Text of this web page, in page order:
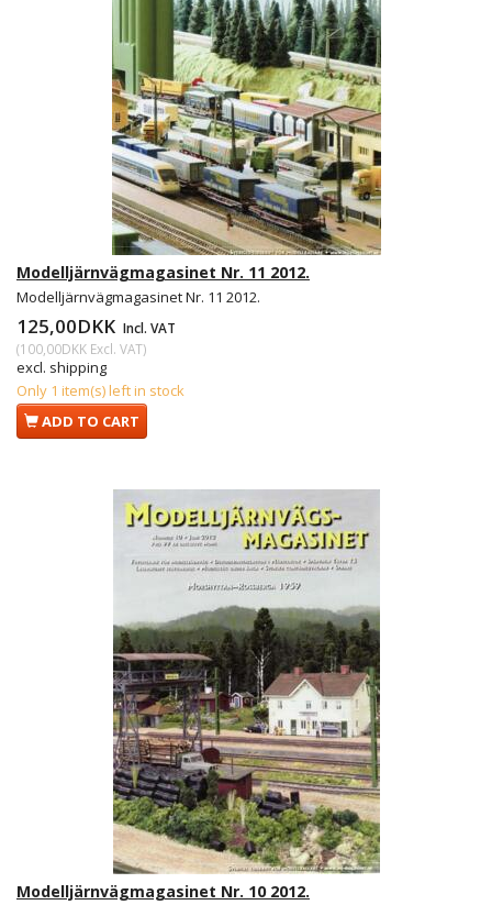
Modelljärnvägmagasinet Nr. 11 2012.
Modelljärnvägmagasinet Nr. 11 2012.
125,00DKK Incl. VAT
(100,00DKK Excl. VAT)
excl. shipping
Only 1 item(s) left in stock
ADD TO CART
Modelljärnvägmagasinet Nr. 10 2012.